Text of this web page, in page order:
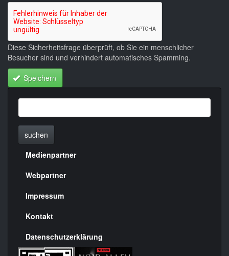
Diese Sicherheitsfrage überprüft, ob Sie ein menschlicher
Besucher sind und verhindert automatisches Spamming.
Speichern
suchen
Menülinks
rechte
Seite
Medienpartner
Webpartner
Impressum
Kontakt
Datenschutzerklärung